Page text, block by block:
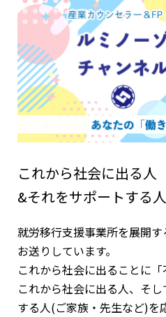
これから社会に出る人
&それをサポートする
就労移行支援事業所を展開
お送りしています。
これから社会に出ることに「
これから社会に出る人、そ
する人(ご家族・先生など)を